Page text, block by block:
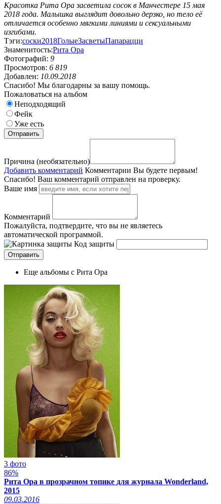
Красотка Рита Ора засветила сосок в Манчестере 15 мая
2018 года. Малышка выглядит довольно дерзко, но тело её
отличается особенно мягкими линиями и сексуальными
изгибами.
Тэги:соски2018ГолыеЗасветыПапарацци
Знаменитость:Рита Ора
Фотографий: 9
Просмотров: 6 819
Добавлен: 10.09.2018
Спасибо! Мы благодарны за вашу помощь.
Пожаловаться на альбом
Неподходящий
Фейк
Уже есть
Причина (необязательно)
Добавить комментарий Комментарии Вы будете первым!
Спасибо! Ваш комментарий отправлен на проверку.
Ваше имя
Комментарий
Пожалуйста, подтвердите, что вы не являетесь
автоматической программой.
Код защиты
Еще альбомы с Рита Ора
3 фото
86%
Рита Ора в прозрачном топике для журнала Wonderland,
2015
09.03.2016